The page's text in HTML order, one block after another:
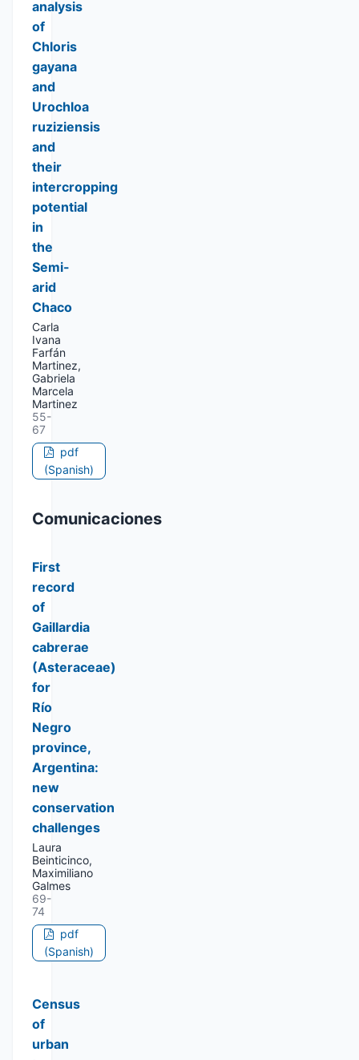
analysis
of
Chloris
gayana
and
Urochloa
ruziziensis
and
their
intercropping
potential
in
the
Semi-
arid
Chaco
Carla
Ivana
Farfán
Martinez,
Gabriela
Marcela
Martinez
55-
67
pdf
(Spanish)
Comunicaciones
First
record
of
Gaillardia
cabrerae
(Asteraceae)
for
Río
Negro
province,
Argentina:
new
conservation
challenges
Laura
Beinticinco,
Maximiliano
Galmes
69-
74
pdf
(Spanish)
Census
of
urban